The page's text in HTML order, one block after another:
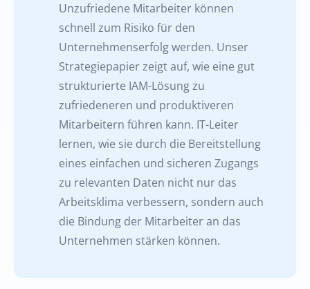
Unzufriedene Mitarbeiter können
schnell zum Risiko für den
Unternehmenserfolg werden. Unser
Strategiepapier zeigt auf, wie eine gut
strukturierte IAM-Lösung zu
zufriedeneren und produktiveren
Mitarbeitern führen kann. IT-Leiter
lernen, wie sie durch die Bereitstellung
eines einfachen und sicheren Zugangs
zu relevanten Daten nicht nur das
Arbeitsklima verbessern, sondern auch
die Bindung der Mitarbeiter an das
Unternehmen stärken können.